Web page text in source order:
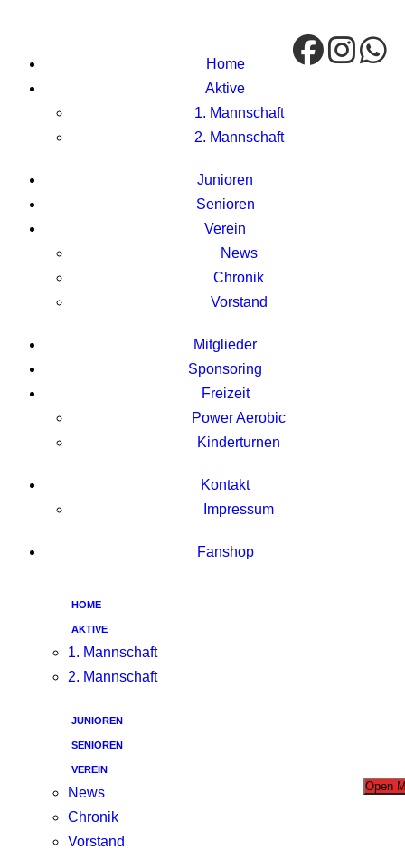
Open
Home
Aktive
1. Mannschaft
2. Mannschaft
Junioren
Senioren
Verein
News
Chronik
Vorstand
Mitglieder
Sponsoring
Freizeit
Power Aerobic
Kinderturnen
Kontakt
Impressum
Fanshop
HOME
AKTIVE
1. Mannschaft
2. Mannschaft
JUNIOREN
SENIOREN
VEREIN
News
Chronik
Vorstand